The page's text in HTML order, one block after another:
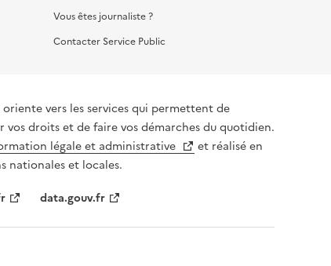
Vous êtes journaliste ?
Contacter Service Public
vers les services qui permettent de
vos droits et de faire vos démarches du quotidien.
légale et administrative
et réalisé en
nationales et locales.
data.gouv.fr